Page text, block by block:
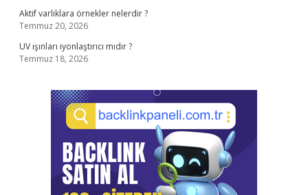
Aktif varlıklara örnekler nelerdir ?
Temmuz 20, 2026
UV ışınları iyonlaştırıcı mıdır ?
Temmuz 18, 2026